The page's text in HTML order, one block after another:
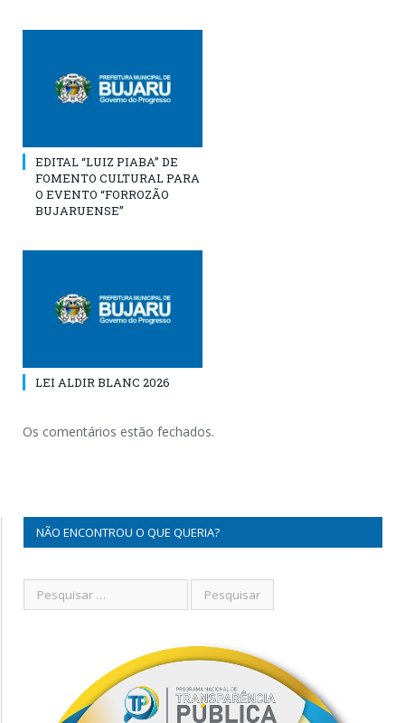
EDITAL “LUIZ PIABA” DE
FOMENTO CULTURAL PARA
O EVENTO “FORROZÃO
BUJARUENSE”
LEI ALDIR BLANC 2026
Os comentários estão fechados.
NÃO ENCONTROU O QUE QUERIA?